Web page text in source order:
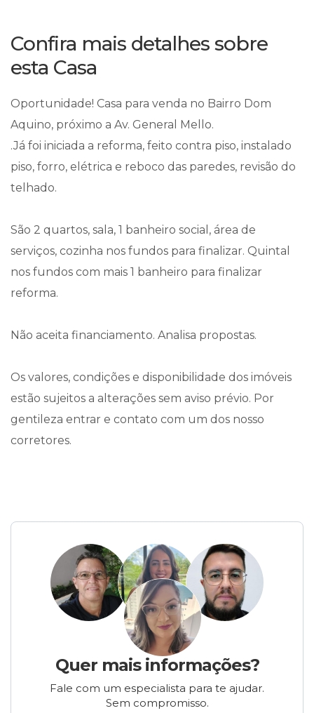
Confira mais detalhes sobre
esta Casa
Oportunidade! Casa para venda no Bairro Dom
Aquino, próximo a Av. General Mello.
.Já foi iniciada a reforma, feito contra piso, instalado
piso, forro, elétrica e reboco das paredes, revisão do
telhado.
São 2 quartos, sala, 1 banheiro social, área de
serviços, cozinha nos fundos para finalizar. Quintal
nos fundos com mais 1 banheiro para finalizar
reforma.
Não aceita financiamento. Analisa propostas.
Os valores, condições e disponibilidade dos imóveis
estão sujeitos a alterações sem aviso prévio. Por
gentileza entrar e contato com um dos nosso
corretores.
Quer mais informações?
Fale com um especialista para te ajudar.
Sem compromisso.